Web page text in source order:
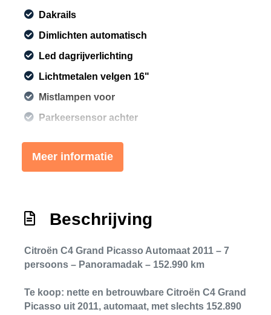
Dakrails
Dimlichten automatisch
Led dagrijverlichting
Lichtmetalen velgen 16"
Mistlampen voor
Parkeersensor achter
Overige
Anti doorslip regeling
Bestuurdersairbag
Bluetooth
Elektronische remkrachtverdeling
Meer informatie
Beschrijving
Citroën C4 Grand Picasso Automaat 2011 – 7
persoons – Panoramadak – 152.990 km
Te koop: nette en betrouwbare Citroën C4 Grand
Picasso uit 2011, automaat, met slechts 152.890